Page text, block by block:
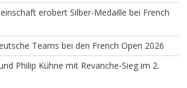
erobert Silber-Medaille bei French
Teams bei den French Open 2026
Philip Kühne mit Revanche-Sieg im 2.